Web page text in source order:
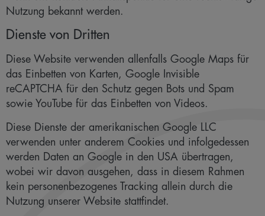
Nutzung bekannt werden.
Dienste von Dritten
Diese Website verwenden allenfalls Google Maps für
das Einbetten von Karten, Google Invisible
reCAPTCHA für den Schutz gegen Bots und Spam
sowie YouTube für das Einbetten von Videos.
Diese Dienste der amerikanischen Google LLC
verwenden unter anderem Cookies und infolgedessen
werden Daten an Google in den USA übertragen,
wobei wir davon ausgehen, dass in diesem Rahmen
kein personenbezogenes Tracking allein durch die
Nutzung unserer Website stattfindet.